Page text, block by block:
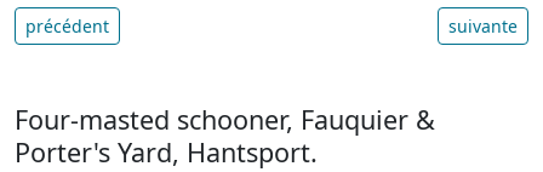
précédent suivante
Four-masted schooner, Fauquier &
Porter's Yard, Hantsport.